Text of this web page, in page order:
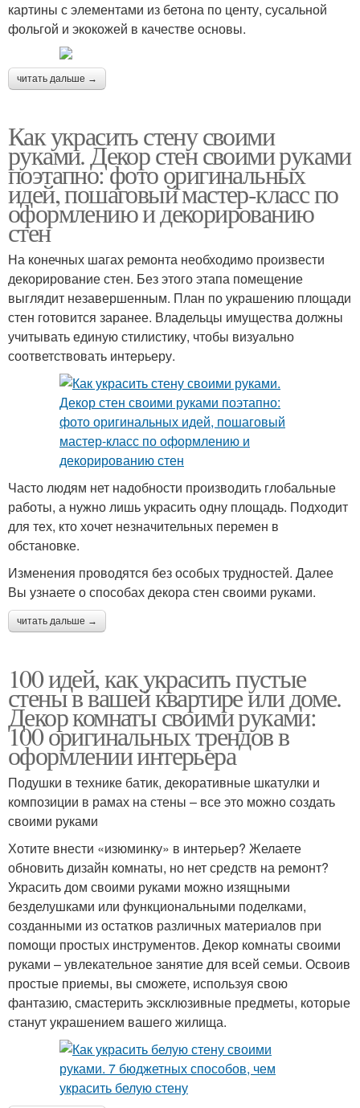
картины с элементами из бетона по центу, сусальной
фольгой и экокожей в качестве основы.
читать дальше →
Как украсить стену своими
руками. Декор стен своими руками
поэтапно: фото оригинальных
идей, пошаговый мастер-класс по
оформлению и декорированию
стен
На конечных шагах ремонта необходимо произвести
декорирование стен. Без этого этапа помещение
выглядит незавершенным. План по украшению площади
стен готовится заранее. Владельцы имущества должны
учитывать единую стилистику, чтобы визуально
соответствовать интерьеру.
Часто людям нет надобности производить глобальные
работы, а нужно лишь украсить одну площадь. Подходит
для тех, кто хочет незначительных перемен в
обстановке.
Изменения проводятся без особых трудностей. Далее
Вы узнаете о способах декора стен своими руками.
читать дальше →
100 идей, как украсить пустые
стены в вашей квартире или доме.
Декор комнаты своими руками:
100 оригинальных трендов в
оформлении интерьера
Подушки в технике батик, декоративные шкатулки и
композиции в рамах на стены – все это можно создать
своими руками
Хотите внести «изюминку» в интерьер? Желаете
обновить дизайн комнаты, но нет средств на ремонт?
Украсить дом своими руками можно изящными
безделушками или функциональными поделками,
созданными из остатков различных материалов при
помощи простых инструментов. Декор комнаты своими
руками – увлекательное занятие для всей семьи. Освоив
простые приемы, вы сможете, используя свою
фантазию, смастерить эксклюзивные предметы, которые
станут украшением вашего жилища.